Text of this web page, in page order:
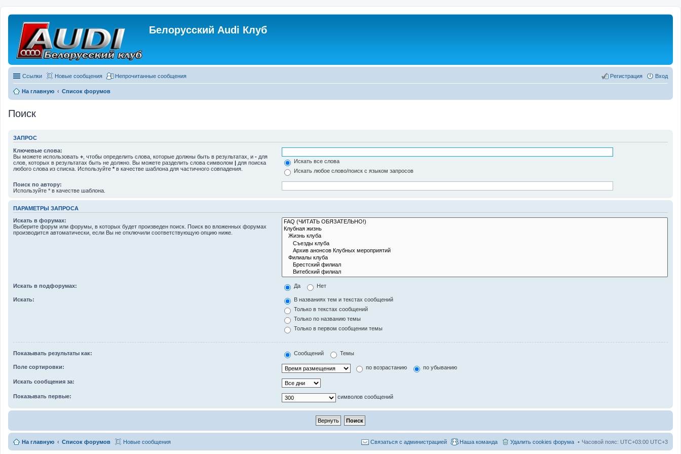
Белорусский Audi Клуб
Ссылки Новые сообщения Непрочитанные сообщения Вход
Регистрация
На главную Список форумов
Поиск
ЗАПРОС
Ключевые слова:
Вы можете использовать + , чтобы определить слова, которые должны быть в результатах, и - для
слов, которых в результатах быть не должно. Вы можете разделить слова символом | для поиска
любого слова из списка. Используйте * в качестве шаблона для частичного совпадения.
Искать все слова
Искать любое слово/поиск с языком запросов
Поиск по автору:
Используйте * в качестве шаблона.
ПАРАМЕТРЫ ЗАПРОСА
Искать в форумах:
Выберите форум или форумы, в которых будет произведен поиск. Поиск во вложенных форумах
производится автоматически, если Вы не отключили соответствующую опцию ниже.
Искать в подфорумах: Да Нет
Искать:
В названиях тем и текстах сообщений
Только в текстах сообщений
Только по названию темы
Только в первом сообщении темы
Показывать результаты как: Сообщений Темы
Поле сортировки: по возрастанию по убыванию
Искать сообщения за:
Показывать первые: символов сообщений
На главную Список форумов Новые сообщения Часовой пояс: UTC+03:00 UTC+3
Удалить cookies форума
Наша команда
Связаться с администрацией